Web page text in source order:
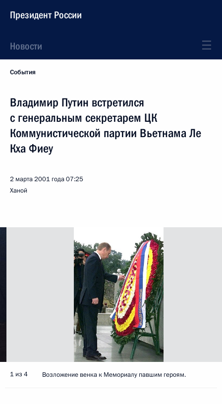
Президент России
Новости
События
Владимир Путин встретился
с генеральным секретарем ЦК
Коммунистической партии Вьетнама Ле
Кха Фиеу
2 марта 2001 года07:25
Ханой
1 из 4 Возложение венка к Мемориалу павшим героям.